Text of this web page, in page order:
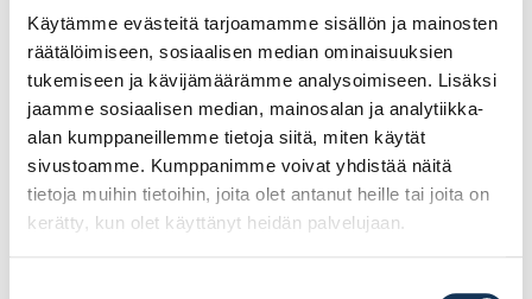
Käytämme evästeitä tarjoamamme sisällön ja mainosten
räätälöimiseen, sosiaalisen median ominaisuuksien
tukemiseen ja kävijämäärämme analysoimiseen. Lisäksi
jaamme sosiaalisen median, mainosalan ja analytiikka-
alan kumppaneillemme tietoja siitä, miten käytät
sivustoamme. Kumppanimme voivat yhdistää näitä
tietoja muihin tietoihin, joita olet antanut heille tai joita on
kerätty, kun olet käyttänyt heidän palvelujaan.